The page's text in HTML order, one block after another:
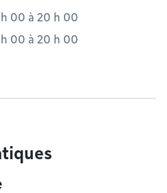
00 à 20 h 00
00 à 20 h 00